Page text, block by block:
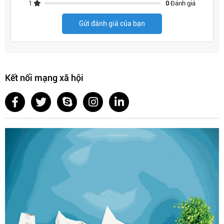
tuổi thọ của vòi.
Hướng dẫn chi tiết cách lắp vòi rửa bát đơn giản
tại nhà
Cầm đảm bảo không gian thuận tiện để lắp đặt và
kiểm tra vòi nước được chính xác.
Nên đặt đầu chờ cách mặt chậu khoảng 200mm để vòi
rửa bát không bị gập hoặc đầu chờ quá cao.
Không nên siết quá chặt các đầu nối và các đai ốc để
tránh bị nứt vỡ, rò rỉ nước.
Chuẩn bị cho quá trình lắp đặt
Bước 1:
Để thực hiện quá trình lắp đặt vòi chậu rửa bát một
cách thuận lợi, bạn cần chuẩn bị các dụng cục sau:
1
0Đánh giá
Gửi đánh giá của bạn
Kết nối mạng xã hội